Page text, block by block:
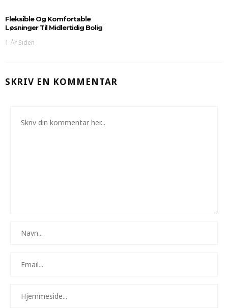
Fleksible Og Komfortable
Løsninger Til Midlertidig Bolig
1 År Siden
SKRIV EN KOMMENTAR